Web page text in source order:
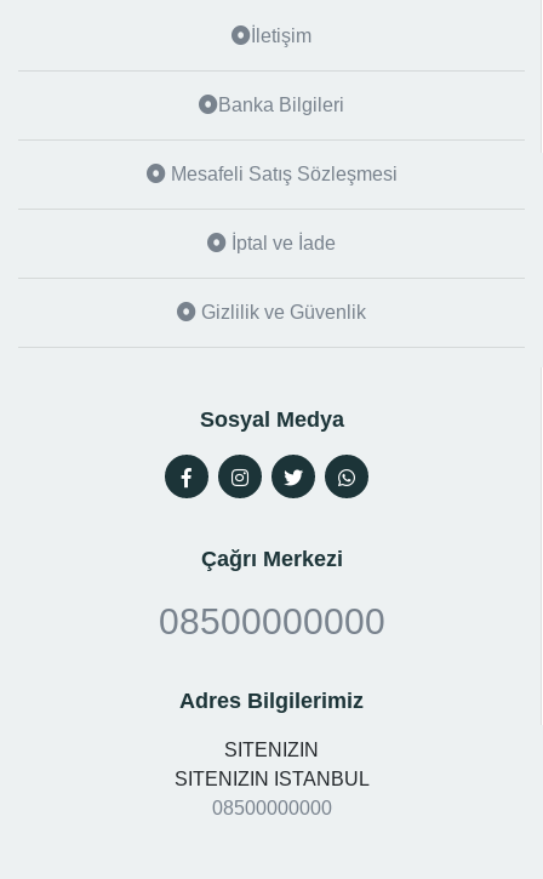
İletişim
Banka Bilgileri
Mesafeli Satış Sözleşmesi
İptal ve İade
Gizlilik ve Güvenlik
Sosyal Medya
Çağrı Merkezi
08500000000
Adres Bilgilerimiz
SITENIZIN
SITENIZIN ISTANBUL
08500000000